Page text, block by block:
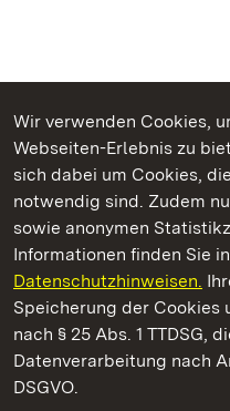
Wir verwenden Cookies,
Webseiten-Erlebnis zu
sich dabei um Cookies,
notwendig sind. Zudem
sowie anonymen
Informationen finden Sie
Datenschutzhinweisen.
Speicherung der
nach § 25 Abs. 1 TTDSG,
Datenverarbeitung nach
DSGVO.
Kommen. Staunen.
Staatliche Schlösser und
Staatliche Schlösser und
Kontakt